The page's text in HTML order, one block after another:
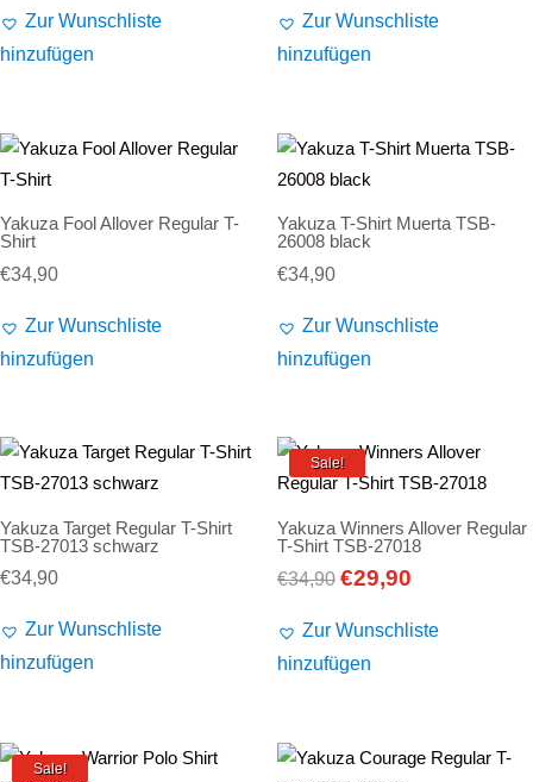
Zur Wunschliste
hinzufügen
Zur Wunschliste
hinzufügen
Yakuza Fool Allover Regular T-
Shirt
€34,90
Zur Wunschliste
hinzufügen
Yakuza T-Shirt Muerta TSB-
26008 black
€34,90
Zur Wunschliste
hinzufügen
Yakuza Target Regular T-Shirt
TSB-27013 schwarz
€34,90
Zur Wunschliste
hinzufügen
Sale!
Yakuza Winners Allover Regular
T-Shirt TSB-27018
€34,90 Ursprünglicher
war:
€34,90
€29,90Aktueller
ist:
Zur Wunschliste
hinzufügen
Sale!